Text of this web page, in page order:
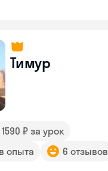
Тимур
1590 ₽ за урок
опыта
6 отзывов